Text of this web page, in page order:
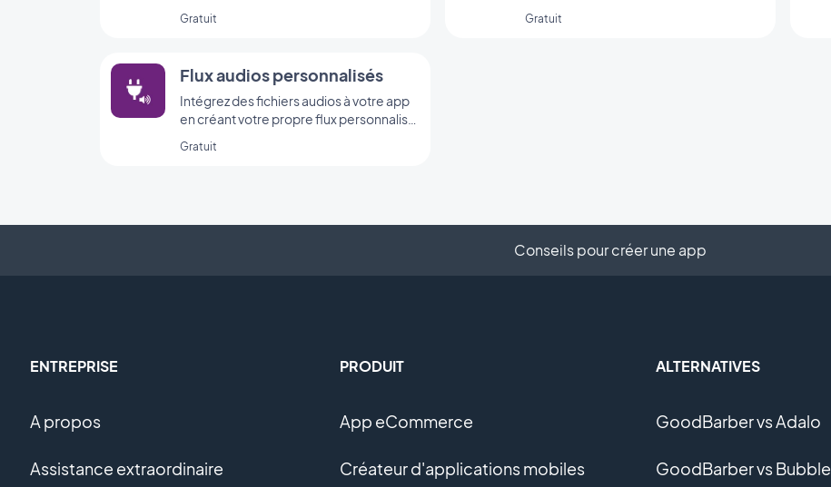
Gratuit Gratuit
Flux audios personnalisés
Intégrez des fichiers audios à votre app
en créant votre propre flux personnalisé
GoodBarber.
Gratuit
Conseils pour créer une app
ENTREPRISE
A propos
Assistance extraordinaire
PRODUIT
App eCommerce
Créateur d'applications mobiles
ALTERNATIVES
GoodBarber vs Adalo
GoodBarber vs Bubble